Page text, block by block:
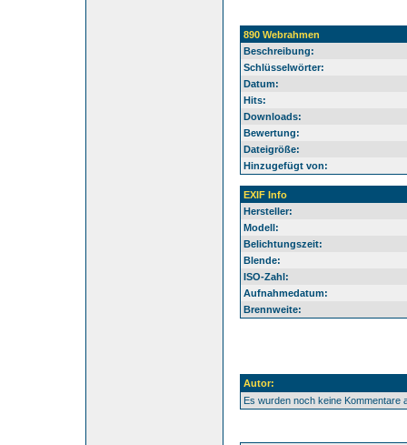
890 Webrahmen
Beschreibung:
Schlüsselwörter:
Datum:
Hits:
Downloads:
Bewertung:
Dateigröße:
Hinzugefügt von:
EXIF Info
Hersteller:
Modell:
Belichtungszeit:
Blende:
ISO-Zahl:
Aufnahmedatum:
Brennweite:
Autor:
Es wurden noch keine Kommentare